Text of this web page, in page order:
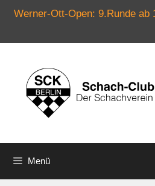
Werner-Ott-Open: 9.Runde ab
springen
Menü